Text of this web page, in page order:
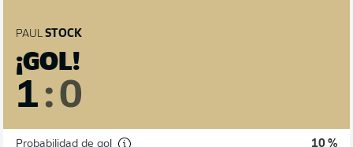
PAUL STOCK
¡GOL!
1 :0
Probabilidad de gol 10 %